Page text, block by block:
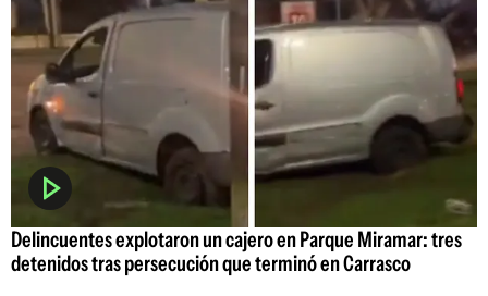
Delincuentes explotaron un cajero en Parque Miramar: tres
detenidos tras persecución que terminó en Carrasco